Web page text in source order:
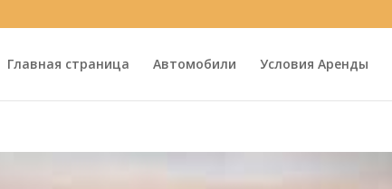
Главная страница Автомобили Условия Аренды